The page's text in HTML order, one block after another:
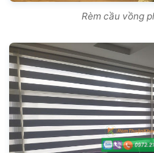
Rèm cầu vồng